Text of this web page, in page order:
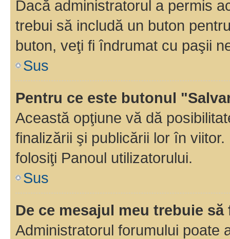
Dacă administratorul a permis
trebui să includă un buton
buton, veţi fi îndrumat cu paşii
Sus
Pentru ce este butonul
Această opţiune vă dă
finalizării şi publicării lor în
folosiţi Panoul utilizatorului.
Sus
De ce mesajul meu trebuie
Administratorul forumului poate